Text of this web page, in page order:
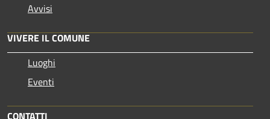
Avvisi
VIVERE IL COMUNE
Luoghi
Eventi
CONTATTI